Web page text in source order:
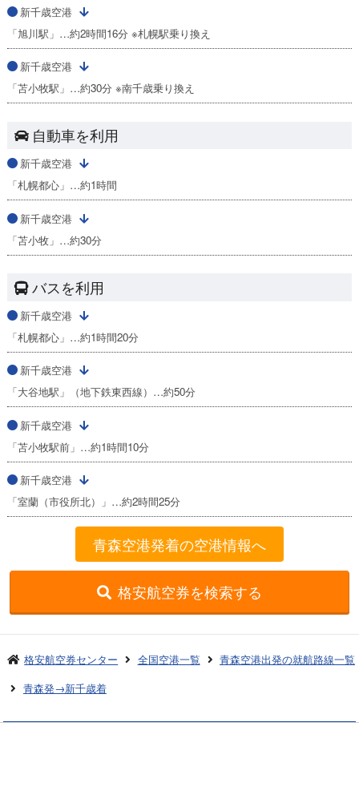
新千歳空港
「旭川駅」…約2時間16分 ※札幌駅乗り換え
新千歳空港
「苫小牧駅」…約30分 ※南千歳乗り換え
自動車を利用
新千歳空港
「札幌都心」…約1時間
新千歳空港
「苫小牧」…約30分
バスを利用
新千歳空港
「札幌都心」…約1時間20分
新千歳空港
「大谷地駅」（地下鉄東西線）…約50分
新千歳空港
「苫小牧駅前」…約1時間10分
新千歳空港
「室蘭（市役所北）」…約2時間25分
青森空港発着の空港情報へ
格安航空券を検索する
格安航空券センター 全国空港一覧
青森空港出発の就航路線一覧
青森発→新千歳着